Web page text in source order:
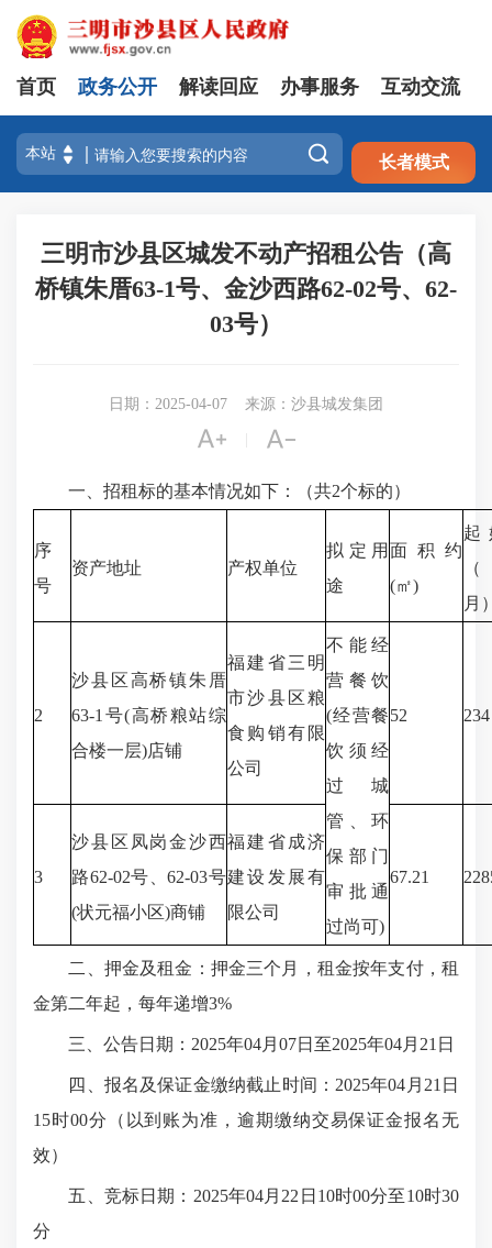
注册 登录
首页 政务公开 解读回应 办事服务 互动交流
 长者模式
三明市沙县区城发不动产招租公告（高
桥镇朱厝63-1号、金沙西路62-02号、62-
03号）
日期：2025-04-07 来源：沙县城发集团
 
一、招租标的基本情况如下：（共2个标的）
序
号
资产地址 产权单位
拟定用
途
面积约
(㎡)
起
月
2
沙县区高桥镇朱厝
63-1号(高桥粮站综
合楼一层)店铺
福建省三明
市沙县区粮
食购销有限
公司
不能经
营餐饮
(经营餐
饮须经
过城
管、环
保部门
审批通
过尚可)
52 234
3
沙县区凤岗金沙西
路62-02号、62-03号
(状元福小区)商铺
福建省成济
建设发展有
限公司
67.21
二、押金及租金：押金三个月，租金按年支付，租
金第二年起，每年递增3%
三、公告日期：2025年04月07日至2025年04月21日
四、报名及保证金缴纳截止时间：2025年04月21日
15时00分（以到账为准，逾期缴纳交易保证金报名无
效）
五、竞标日期：2025年04月22日10时00分至10时30
分